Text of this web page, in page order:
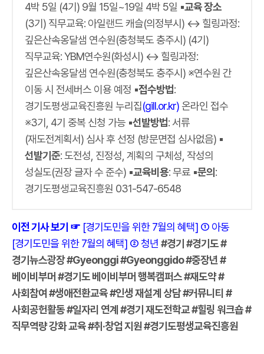
4박 5일 (4기) 9월 15일~19일 4박 5일 ▪교육 장소
(3기) 직무교육: 아일랜드 캐슬(의정부시) ↔ 힐링과정:
깊은산속옹달샘 연수원(충청북도 충주시) (4기)
직무교육: YBM연수원(화성시) ↔ 힐링과정:
깊은산속옹달샘 연수원(충청북도 충주시) ※연수원 간
이동 시 전세버스 이용 예정 ▪접수방법:
경기도평생교육진흥원 누리집(gill.or.kr)온라인 접수
※3기, 4기 중복 신청 가능 ▪선발방법: 서류
(재도전계획서) 심사 후 선정 (방문면접 심사없음) ▪
선발기준: 도전성, 진정성, 계획의 구체성, 작성의
성실도(권장 글자 수 준수) ▪교육비용: 무료 ▪문의 :
경기도평생교육진흥원 031-547-6548
이전 기사 보기 ☞ [경기도민을 위한 7월의 혜택] ① 아동
[경기도민을 위한 7월의 혜택] ② 청년 #경기 #경기도 #
경기뉴스광장 #Gyeonggi #Gyeonggido #중장년 #
베이비부머 #경기도 베이비부머 행복캠퍼스 #재도약 #
사회참여 #생애전환교육 #인생 재설계 상담 #커뮤니티 #
사회공헌활동 #일자리 연계 #경기 재도전학교 #힐링 워크숍 #
직무역량 강화 교육 #취‧창업 지원 #경기도평생교육진흥원